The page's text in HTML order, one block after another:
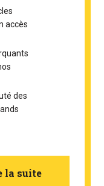
accès
des
la suite